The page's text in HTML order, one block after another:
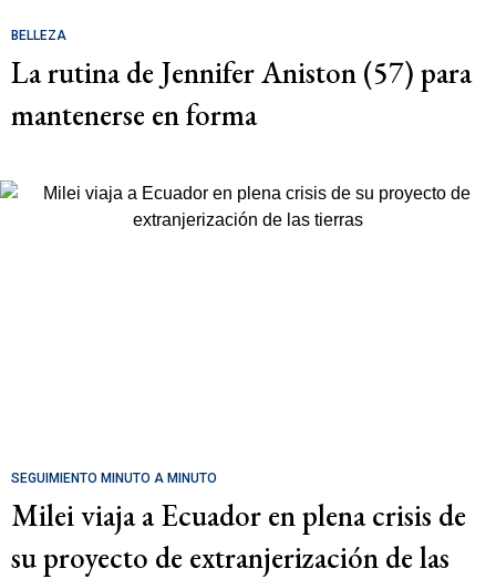
BELLEZA
La rutina de Jennifer Aniston (57) para
mantenerse en forma
SEGUIMIENTO MINUTO A MINUTO
Milei viaja a Ecuador en plena crisis de
su proyecto de extranjerización de las